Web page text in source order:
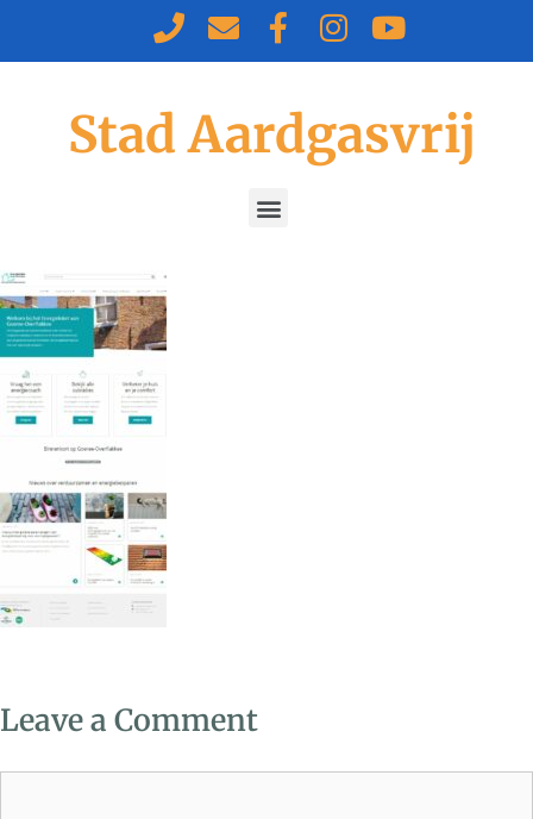
Stad Aardgasvrij
Leave a Comment